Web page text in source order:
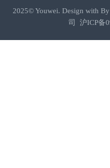
2025© Youwei. Design with By
司
沪ICP备